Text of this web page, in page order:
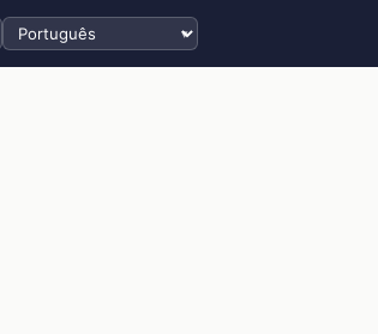
Selecionar idioma